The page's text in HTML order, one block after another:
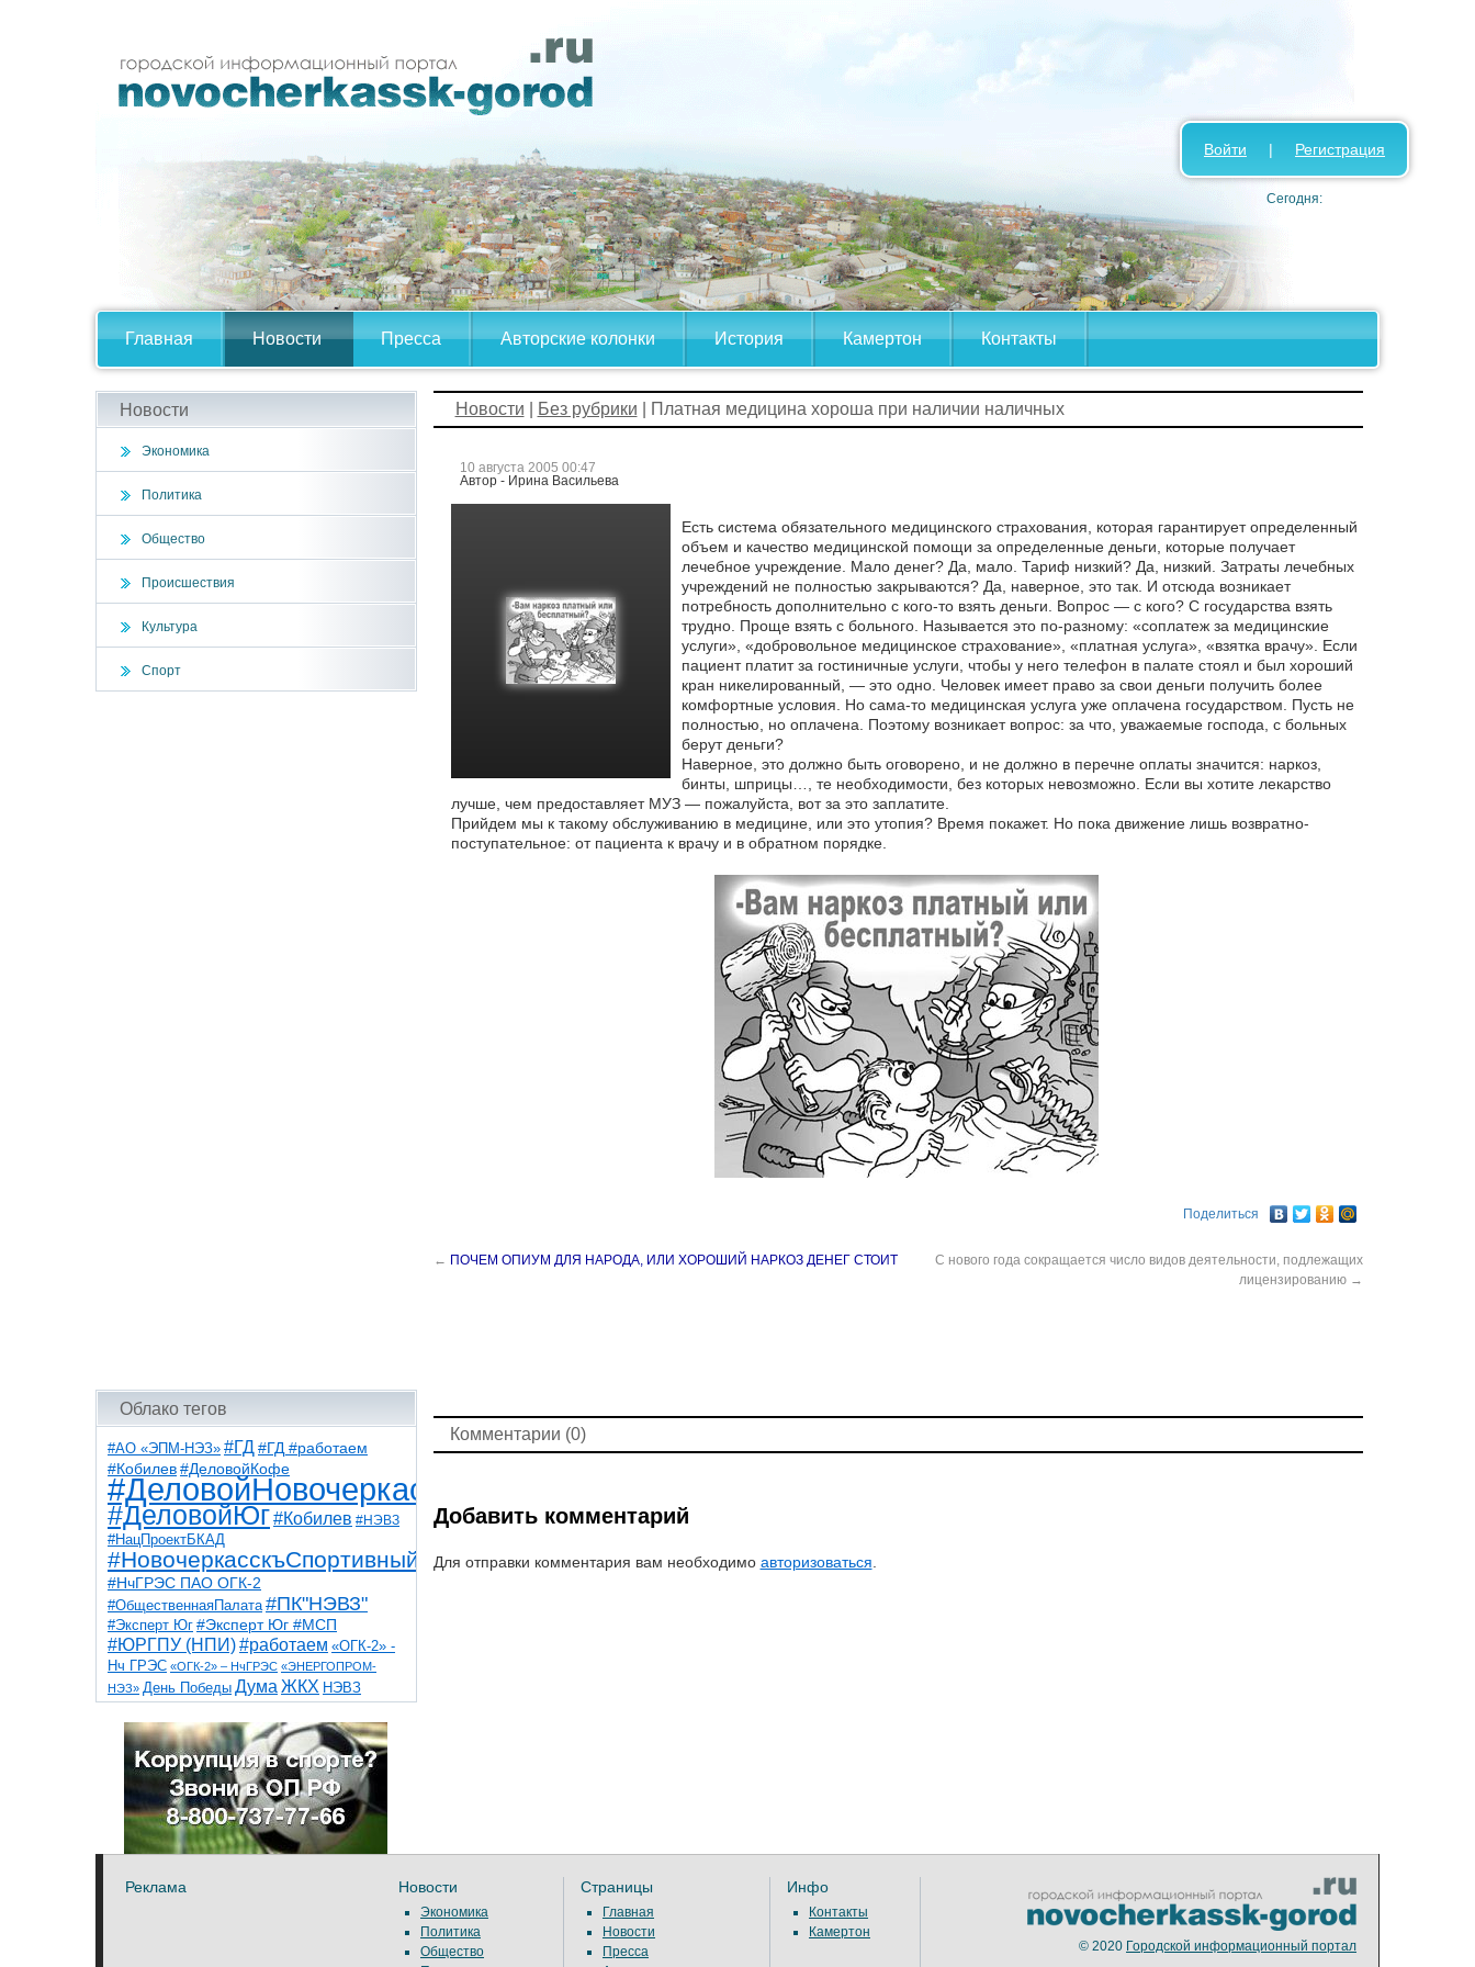
Главная Новости Пресса Авторские колонки История Камертон Контакты
Войти | Регистрация
Сегодня:
Новости
Экономика
Политика
Общество
Происшествия
Культура
Спорт
Облако тегов
#АО «ЭПМ-НЭЗ» #ГД #ГД #работаем
#Кобилев #ДеловойКофе
#ДеловойНовочеркасск
#ДеловойЮг#Кобилев #НЭВЗ
#НацПроектБКАД
#НовочеркасскъСпортивный
#НчГРЭС ПАО ОГК-2
#ОбщественнаяПалата #ПК"НЭВЗ"
#Эксперт Юг #Эксперт Юг #МСП
#ЮРГПУ (НПИ)#работаем «ОГК-2» -
Нч ГРЭС «ОГК-2» – НчГРЭС «ЭНЕРГОПРОМ-
НЭЗ» День Победы Дума ЖКХ НЭВЗ
НчГРЭС ТНТ
благоустройствоветераны выборы
детидороги казаки коррупция космос
общественная палата парк пожар роща
спорт театр транспорт художники
Новости Без рубрики | Платная медицина хороша при наличии наличных
10 августа 2005 00:47
Автор - Ирина Васильева
Есть система обязательного медицинского страхования, которая гарантирует определенный
объем и качество медицинской помощи за определенные деньги, которые получает
лечебное учреждение. Мало денег? Да,
мало. Тариф низкий? Да, низкий. Затраты лечебных
учреждений не полностью закрываются? Да, наверное, это так. И отсюда возникает
потребность дополнительно с кого-то взять деньги. Вопрос — с кого? С государства взять
трудно. Проще взять с больного. Называется это по-разному: «соплатеж за медицинские
услуги», «добровольное медицинское страхование», «платная услуга», «взятка врачу». Если
пациент платит за гостиничные услуги, чтобы у него телефон в палате стоял и был хороший
кран никелированный, — это одно. Человек имеет право за свои деньги получить более
комфортные условия. Но сама-то медицинская услуга уже оплачена государством. Пусть не
полностью, но оплачена. Поэтому возникает вопрос: за что, уважаемые господа, с больных
берут деньги?
Наверное, это должно быть оговорено, и не должно в перечне оплаты значится: наркоз,
бинты, шприцы…, те необходимости, без которых невозможно. Если вы хотите лекарство
лучше, чем предоставляет МУЗ — пожалуйста, вот за это заплатите.
Прийдем мы к такому обслуживанию в медицине, или это утопия? Время покажет. Но пока движение лишь возвратно-
поступательное: от пациента к врачу и в обратном порядке.
Поделиться
← ПОЧЕМ ОПИУМ ДЛЯ НАРОДА, ИЛИ ХОРОШИЙ НАРКОЗ ДЕНЕГ СТОИТ
С нового года сокращается число видов деятельности, подлежащих
лицензированию →
Комментарии (0)
Добавить комментарий
Для отправки комментария вам необходимо авторизоваться.
Реклама Новости
Экономика
Политика
Общество
Страницы
Главная
Новости
Пресса
Инфо
Контакты
Камертон
© 2020 Городской информационный портал